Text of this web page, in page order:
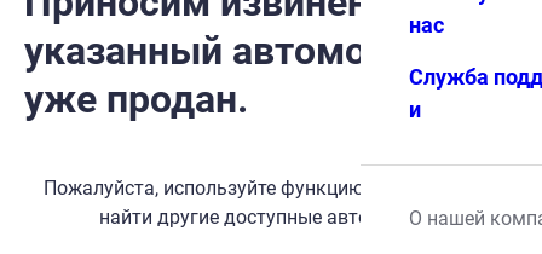
нас
Служба
и
О нашей
указанный автомобиль
уже продан.
Пожалуйста, используйте функцию поиска, чтобы
найти другие доступные автомобили.